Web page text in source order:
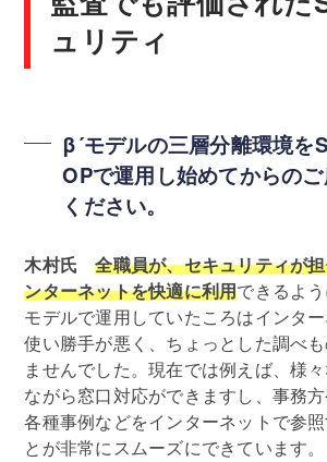
ュリティ
β´モデルの三層分離環境を
OPで運用し始めてからの
ください。
木村氏
全職員が、セキュリティが
ンターネットを快適に利用できるよ
モデルで運用していたころはインタ
使い勝手が悪く、ちょっとした調べ
ませんでした。現在では例えば、様
ながら窓口対応ができますし、事務
各種事例などをインターネットで参
とが非常にスムーズにできています。